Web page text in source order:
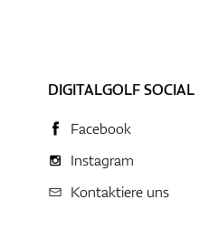
DIGITALGOLF SOCIAL
Facebook
Instagram
Kontaktiere uns